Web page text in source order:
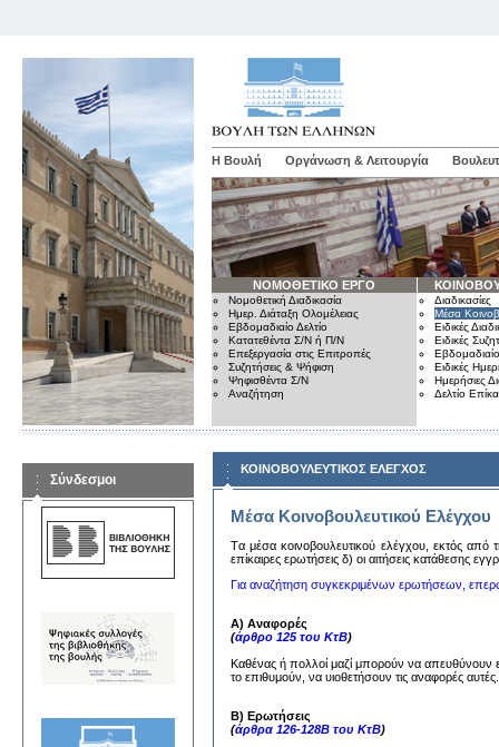
Η Βουλή Οργάνωση & Λειτουργία
ΝΟΜΟΘΕΤΙΚΟ ΕΡΓΟ
Νομοθετική Διαδικασία
Ημερ. Διάταξη Ολομέλειας
Εβδομαδιαίο Δελτίο
Κατατεθέντα Σ/Ν ή Π/Ν
Επεξεργασία στις Επιτροπές
Συζητήσεις & Ψήφιση
Ψηφισθέντα Σ/Ν
Αναζήτηση
Διαδικασίες
Μέσα
Ειδικές
Ειδικές
Εβδομαδιαίο
Ειδικές
Ημερήσιες
Δελτίο
Σύνδεσμοι
ΚΟΙΝΟΒΟΥΛΕΥΤΙΚΟΣ ΕΛΕΓΧΟΣ
Μέσα Κοινοβουλευτικού Ελέγχου
Tα μέσα κoινoβoυλευτικoύ ελέγχoυ, εκτός από
επίκαιρες ερωτήσεις δ) oι αιτήσεις κατάθεσης
Για αναζήτηση συγκεκριμένων ερωτήσεων,
Α) Αναφορές
(άρθρο 125 του ΚτΒ)
Καθένας ή πολλοί μαζί μπορούν να
το επιθυμούν, να υιοθετήσουν τις αναφορές
Β) Ερωτήσεις
(άρθρα 126-128Β του ΚτΒ)